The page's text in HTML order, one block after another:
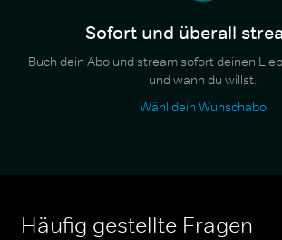
Sofort und überall
Buch dein Abo und stream sofort deinen
und wann du willst.
Wähl dein Wunschabo
Häufig gestellte Fragen